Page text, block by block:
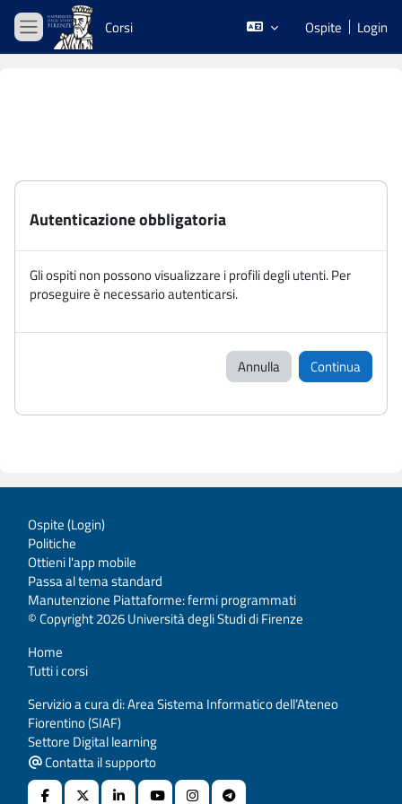
Vai al contenuto principale
Pannello laterale
Corsi Ospite Login
Autenticazione obbligatoria
Gli ospiti non possono visualizzare i profili degli utenti. Per
proseguire è necessario autenticarsi.
Annulla Continua
Ospite (Login)
Politiche
Ottieni l'app mobile
Passa al tema standard
Manutenzione Piattaforme: fermi programmati
© Copyright 2026 Università degli Studi di Firenze
Home
Tutti i corsi
Servizio a cura di: Area Sistema Informatico dell’Ateneo
Fiorentino (SIAF)
Settore Digital learning
Contatta il supporto